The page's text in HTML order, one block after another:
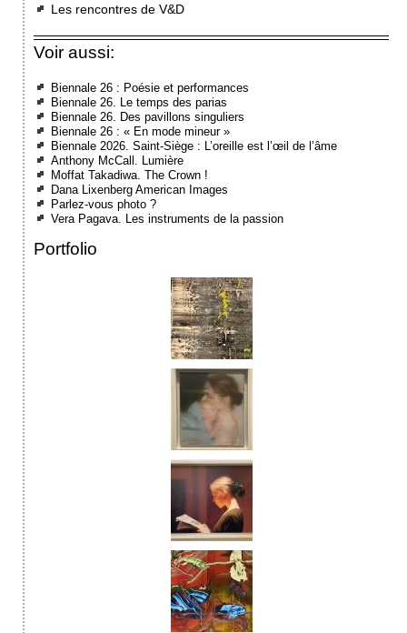
Les rencontres de V&D
Voir aussi:
Biennale 26 : Poésie et performances
Biennale 26. Le temps des parias
Biennale 26. Des pavillons singuliers
Biennale 26 : « En mode mineur »
Biennale 2026. Saint-Siège : L’oreille est l’œil de l’âme
Anthony McCall. Lumière
Moffat Takadiwa. The Crown !
Dana Lixenberg American Images
Parlez-vous photo ?
Vera Pagava. Les instruments de la passion
Portfolio